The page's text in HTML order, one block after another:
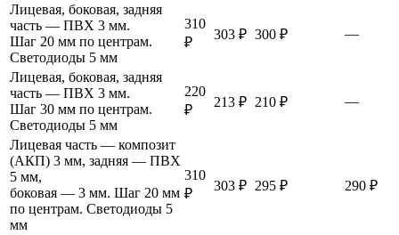
Лицевая, боковая, задняя
часть — ПВХ 3 мм.
Шаг 20 мм по центрам.
Светодиоды 5 мм
310
₽
303 ₽ 300 ₽ —
Лицевая, боковая, задняя
часть — ПВХ 3 мм.
Шаг 30 мм по центрам.
Светодиоды 5 мм
220
₽
213 ₽ 210 ₽ —
Лицевая часть — композит
(АКП) 3 мм, задняя — ПВХ
5 мм,
боковая — 3 мм. Шаг 20 мм
по центрам. Светодиоды 5
мм
310
₽
303 ₽ 295 ₽ 290 ₽